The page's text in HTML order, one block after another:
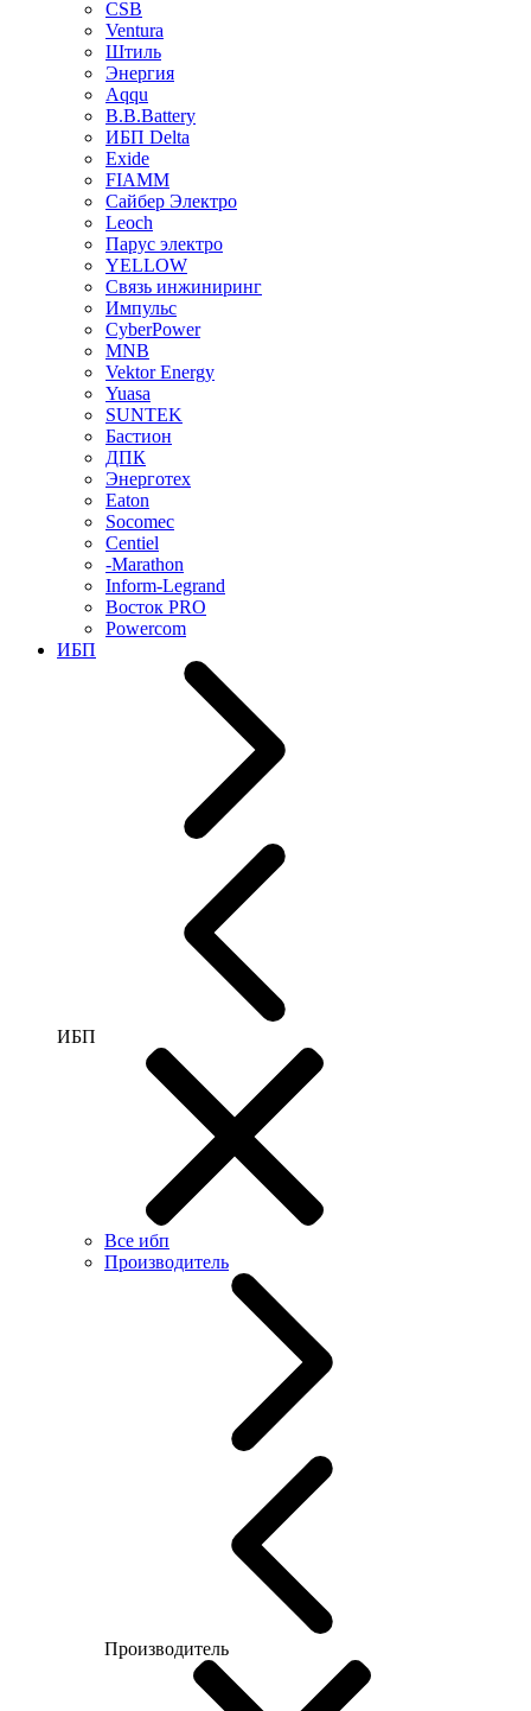
CSB
Ventura
Штиль
Энергия
Aqqu
B.B.Bаttery
ИБП Delta
Exide
FIAMM
Сайбер Электро
Leoch
Парус электро
YELLOW
Связь инжиниринг
Импульс
CyberPower
MNB
Vektor Energy
Yuasa
SUNTEK
Бастион
ДПК
Энерготех
Eaton
Socomec
Centiel
-Marathon
Inform-Legrand
Восток PRO
Powercom
ИБП
ИБП
Все ибп
Производитель
Производитель